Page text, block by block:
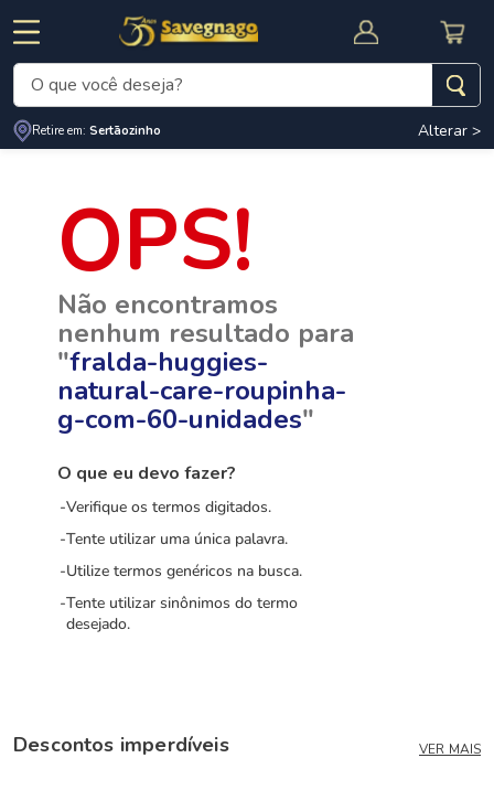
CUPOM DE DESCONTO
O que você deseja?
Retire em: Sertãozinho Alterar >
Não encontramos
nenhum resultado para
"fralda-huggies-
natural-care-roupinha-
g-com-60-unidades"
O que eu devo fazer?
Verifique os termos digitados.
Tente utilizar uma única palavra.
Utilize termos genéricos na busca.
Tente utilizar sinônimos do termo
desejado.
Descontos imperdíveis VER MAIS
Termos mais buscados
cafe
cerveja
carne
arroz